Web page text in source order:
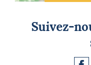
Suivez-